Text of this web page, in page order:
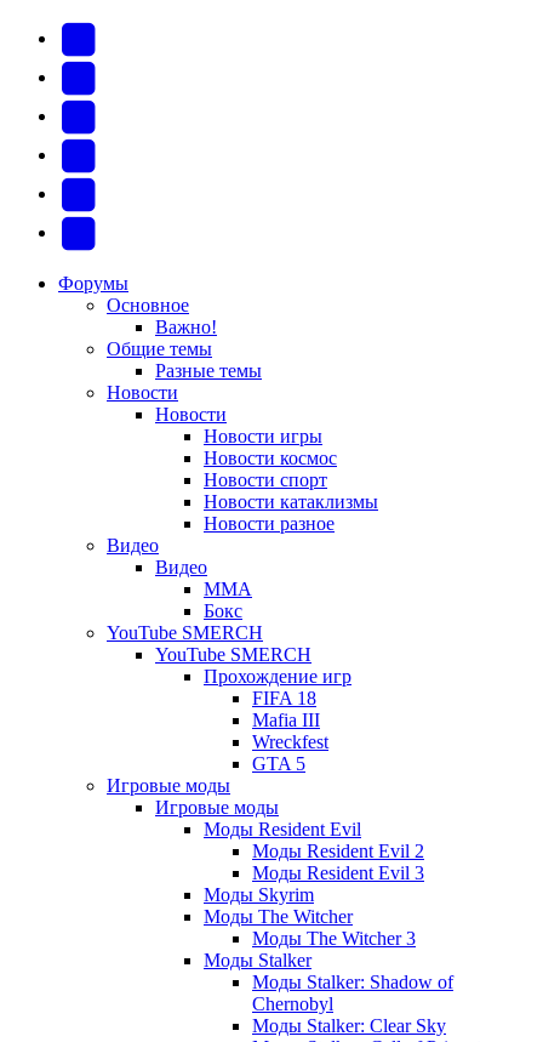
вкладке)
новой
вкладке)
новой
вкладке)
Форумы
Основное
Важно!
Общие темы
Разные темы
Новости
Новости
Новости игры
Новости космос
Новости спорт
Новости катаклизмы
Новости разное
Видео
Видео
ММА
Бокс
YouTube SMERCH
YouTube SMERCH
Прохождение игр
FIFA 18
Mafia III
Wreckfest
GTA 5
Игровые моды
Игровые моды
Моды Resident Evil
Моды Resident Evil 2
Моды Resident Evil 3
Моды Skyrim
Моды The Witcher
Моды The Witcher 3
Моды Stalker
Моды Stalker: Shadow of
Chernobyl
Моды Stalker: Clear Sky